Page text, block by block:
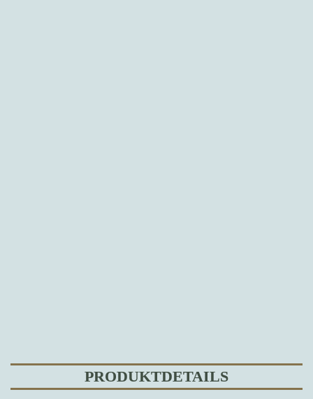
PRODUKTDETAILS